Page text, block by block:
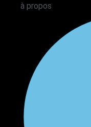
à propos